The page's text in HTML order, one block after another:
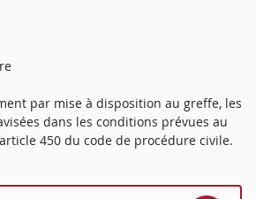
par mise à disposition au greffe, les
dans les conditions prévues au
450 du code de procédure civile.